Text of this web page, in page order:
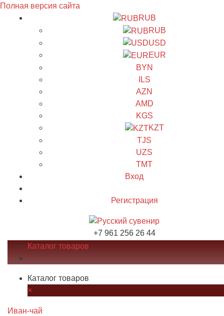
Полная версия сайта
RUB
RUB
USD
EUR
BYN
ILS
AZN
AMD
KGS
KZT
TJS
UZS
TMT
Вход
Регистрация
+7 961 256 26 44
Каталог товаров
Каталог товаров
×
Иван-чай